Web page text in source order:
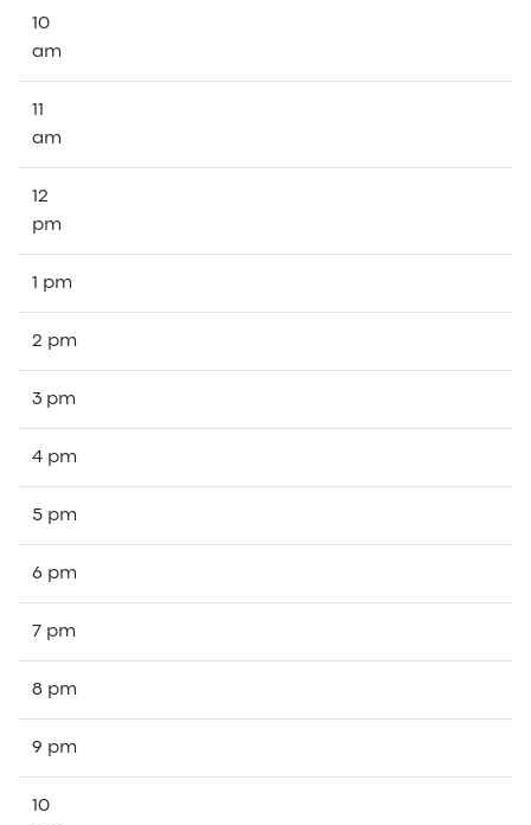
10
am
11
am
12
pm
1 pm
2 pm
3 pm
4 pm
5 pm
6 pm
7 pm
8 pm
9 pm
10